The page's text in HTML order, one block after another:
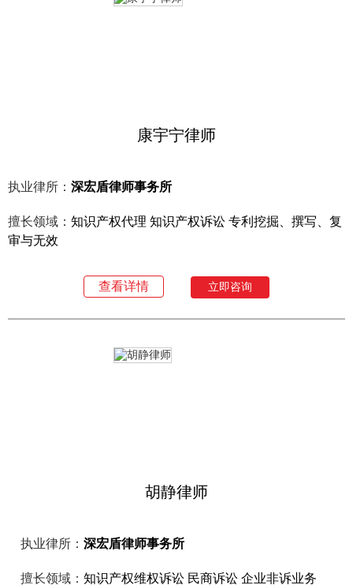
康宇宁律师
执业律所： 深宏盾律师事务所
擅长领域： 知识产权代理 知识产权诉讼 专利挖掘、撰写、复
审与无效
查看详情 立即咨询
胡静律师
执业律所： 深宏盾律师事务所
擅长领域： 知识产权维权诉讼 民商诉讼 企业非诉业务